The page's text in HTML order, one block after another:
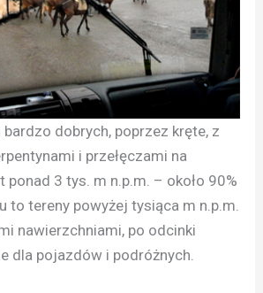
dobrych, poprzez kręte, z
i przełęczami na
3 tys. m n.p.m. – około 90%
to tereny powyżej tysiąca m n.p.m.
nawierzchniami, po odcinki
dla pojazdów i podróżnych.